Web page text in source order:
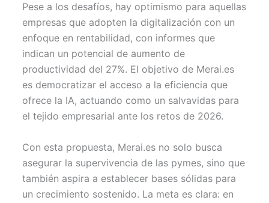
Pese a los desafíos, hay optimismo para aquellas
empresas que adopten la digitalización con un
enfoque en rentabilidad, con informes que
indican un potencial de aumento de
productividad del 27%. El objetivo de Merai.es
es democratizar el acceso a la eficiencia que
ofrece la IA, actuando como un salvavidas para
el tejido empresarial ante los retos de 2026.
Con esta propuesta, Merai.es no solo busca
asegurar la supervivencia de las pymes, sino que
también aspira a establecer bases sólidas para
un crecimiento sostenido. La meta es clara: en